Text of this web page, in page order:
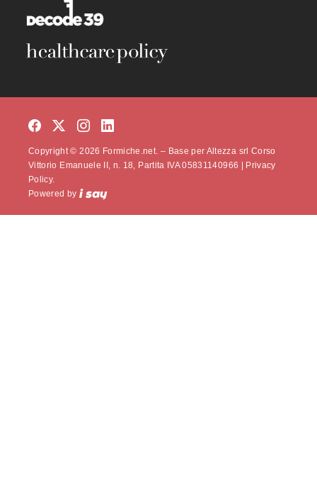
Copyright © 2026 Formiche.net. – Base per Altezza srl Corso
Vittorio Emanuele II, n. 18, Partita IVA 05831140966 |
Privacy
Policy.
Powered by